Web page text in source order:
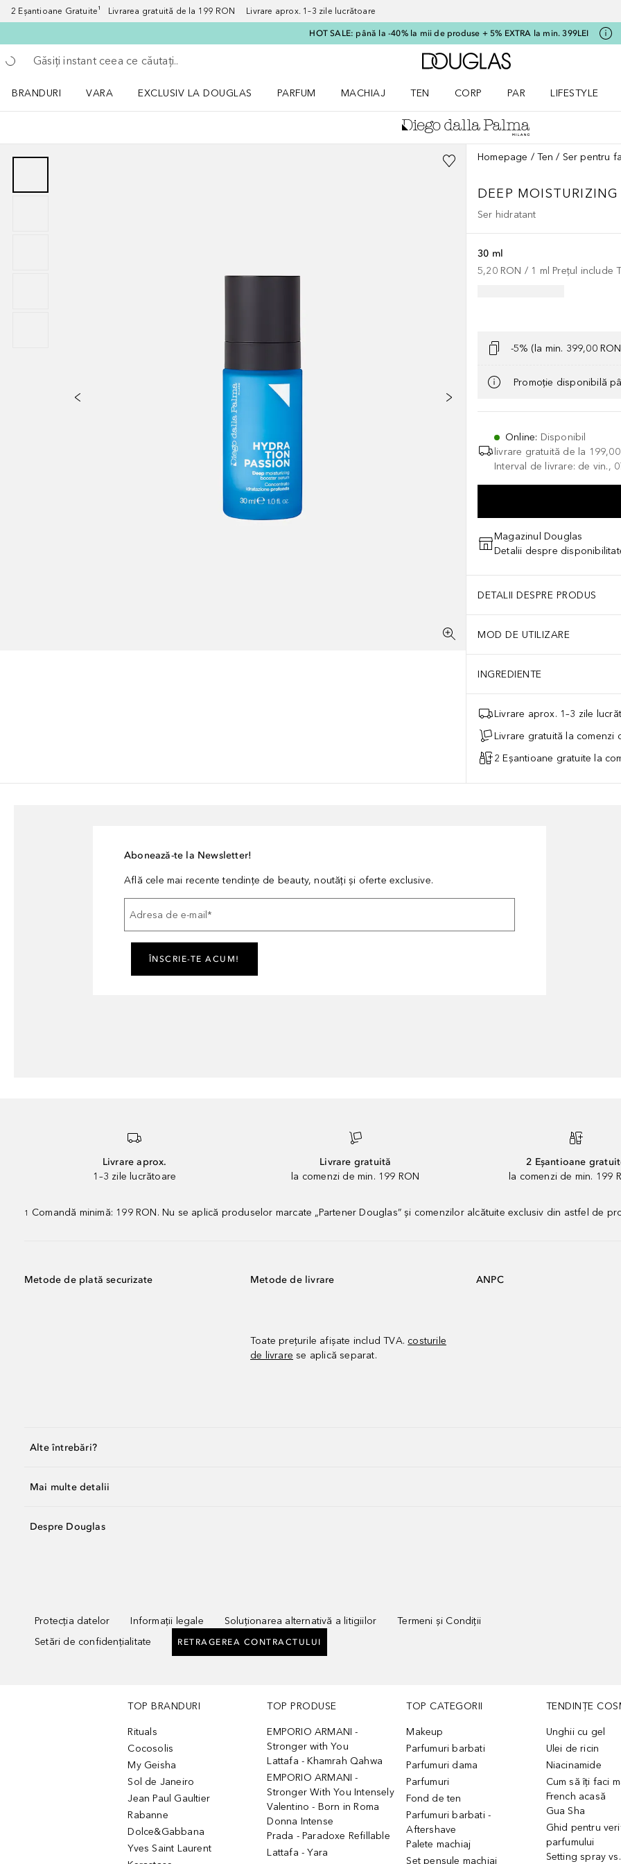
2 Eșantioane Gratuite¹ Livrarea gratuită de la 199 RON Livrare aprox. 1–3 zile lucrătoare
HOT SALE: până la -40% la mii de produse + 5% EXTRA la min. 399LEI
Înapoi
Executați căutarea
Către pagina principală
BRANDURI
VARA
EXCLUSIV LA DOUGLAS
PARFUM
MACHIAJ
TEN
CORP
PAR
LIFESTYLE
Homepage Ten Ser pentru
DEEP MOISTURIZING
Ser hidratant
30 ml
5,20 RON / 1 ml Prețul include
-5% (la min. 399,00
Promoție disponibilă
Online: Disponibil
livrare gratuită de la
Interval de livrare: de vin.,
Magazinul Douglas
Detalii despre
DETALII DESPRE PRODUS
MOD DE UTILIZARE
INGREDIENTE
Livrare aprox. 1–3 zile
Livrare gratuită la comenzi
2 Eșantioane gratuite la
Abonează-te la Newsletter!
Află cele mai recente tendințe de beauty, noutăți și oferte exclusive.
Adresa de e-mail *
ÎNSCRIE-TE ACUM!
Livrare aprox.
1–3 zile lucrătoare
Livrare gratuită
la comenzi de min. 199 RON
2 Eșantioane
la comenzi de min. 199
1 Comandă minimă: 199 RON. Nu se aplică produselor marcate „Partener Douglas” și comenzilor alcătuite exclusiv din astfel de
Metode de plată securizate Metode de livrare
Toate prețurile afișate includ TVA. costurile
de livrare se aplică separat.
ANPC
Alte întrebări?
Mai multe detalii
Despre Douglas
Protecția datelor Informații legale Soluționarea alternativă a litigiilor
Termeni și Condiții
Setări de confidențialitate
RETRAGEREA CONTRACTULUI
TOP BRANDURI
Rituals
Cocosolis
My Geisha
Sol de Janeiro
Jean Paul Gaultier
Rabanne
Dolce&Gabbana
Yves Saint Laurent
TOP PRODUSE
EMPORIO ARMANI -
Stronger with You
Lattafa - Khamrah Qahwa
EMPORIO ARMANI -
Stronger With You Intensely
Valentino - Born in Roma
Donna Intense
Prada - Paradoxe Refillable
Lattafa - Yara
TOP CATEGORII
Makeup
Parfumuri barbati
Parfumuri dama
Parfumuri
Fond de ten
Parfumuri barbati -
Aftershave
Palete machiaj
Set pensule machiaj
TENDINȚE
Unghii cu gel
Ulei de ricin
Niacinamide
Cum să îți faci
French acasă
Gua Sha
Ghid pentru
parfumului
Setting spray